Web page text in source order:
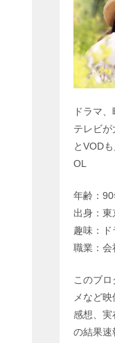
ドラマ
テレビが
とVOD
OL
年齢：
出身：東
趣味：
職業：会
このブ
メなど
感想、
の結果速